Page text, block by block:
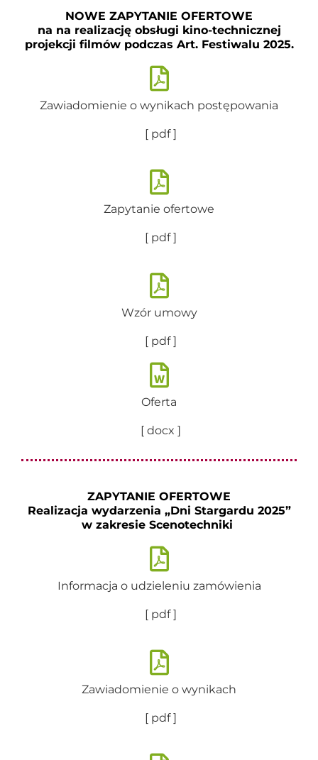
NOWE ZAPYTANIE OFERTOWE
na na realizację obsługi kino-technicznej
projekcji filmów podczas Art. Festiwalu 2025.
Zawiadomienie o wynikach postępowania
[ pdf ]
Zapytanie ofertowe
[ pdf ]
Wzór umowy
[ pdf ]
Oferta
[ docx ]
ZAPYTANIE OFERTOWE
Realizacja wydarzenia „Dni Stargardu 2025”
w zakresie Scenotechniki
Informacja o udzieleniu zamówienia
[ pdf ]
Zawiadomienie o wynikach
[ pdf ]